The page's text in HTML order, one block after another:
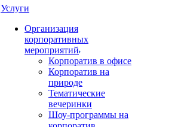
Услуги
Организация
корпоративных
мероприятий
Корпоратив в офисе
Корпоратив на
природе
Тематические
вечеринки
Шоу-программы на